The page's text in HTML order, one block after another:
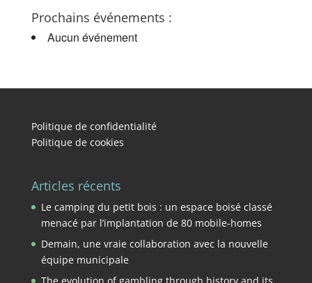
Prochains événements :
Aucun événement
Politique de confidentialité
Politique de cookies
Articles récents
Le camping du petit bois : un espace boisé classé
menacé par l’implantation de 80 mobile-homes
Demain, une vraie collaboration avec la nouvelle
équipe municipale
The evolution of gambling through history and its